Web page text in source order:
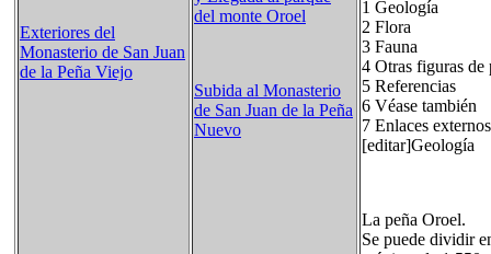
Exteriores del
Monasterio de San Juan
de la Peña Viejo
del monte Oroel
Subida al Monasterio
de San Juan de la Peña
Nuevo
1 Geología
2 Flora
3 Fauna
4 Otras figuras de
5 Referencias
6 Véase también
7 Enlaces externos
[editar]Geología
La peña Oroel.
Se puede dividir